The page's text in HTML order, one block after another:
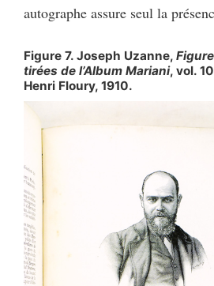
autographe assure seul la
Figure 7. Joseph Uzanne,
tirées de l’Album Mariani, vol.
Henri Floury, 1910.